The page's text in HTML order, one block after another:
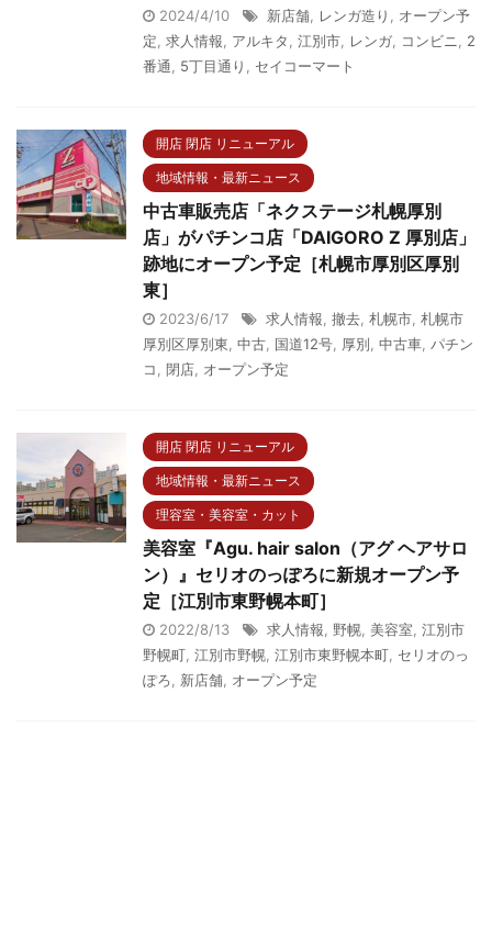
2024/4/10 新店舗, レンガ造り , オープン予
定, 求人情報, アルキタ, 江別市, レンガ, コンビニ, 2
番通, 5丁目通り , セイコーマート
開店 閉店 リニューアル
地域情報・最新ニュース
中古車販売店「ネクステージ札幌厚別
店」がパチンコ店「DAIGORO Z 厚別店」
跡地にオープン予定［札幌市厚別区厚別
東］
2023/6/17 求人情報, 撤去, 札幌市, 札幌市
厚別区厚別東, 中古, 国道12号, 厚別, 中古車, パチン
コ, 閉店, オープン予定
開店 閉店 リニューアル
地域情報・最新ニュース
理容室・美容室・カット
美容室『Agu. hair salon（アグ ヘアサロ
ン）』セリオのっぽろに新規オープン予
定［江別市東野幌本町］
2022/8/13 求人情報, 野幌, 美容室, 江別市
野幌町, 江別市野幌, 江別市東野幌本町, セリオのっ
ぽろ, 新店舗, オープン予定